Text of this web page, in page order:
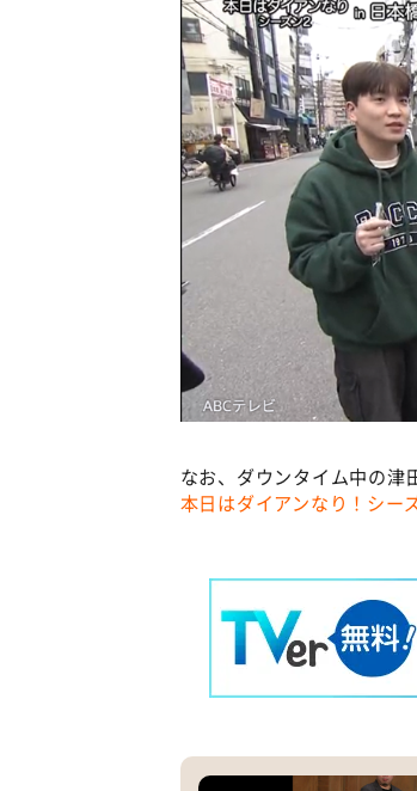
なお、ダウンタイム中の津
本日はダイアンなり！シー